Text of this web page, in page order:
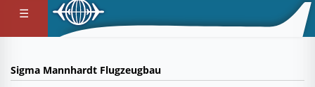
☰
Sigma Mannhardt Flugzeugbau